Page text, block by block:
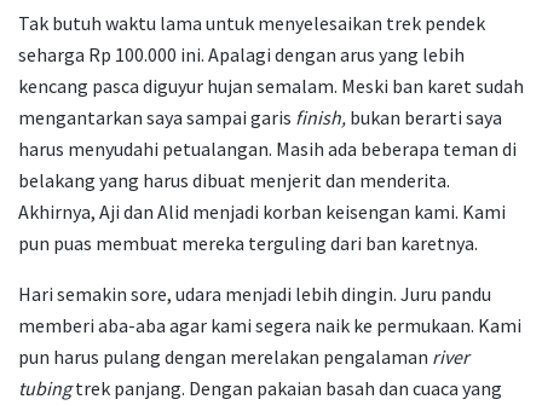
Tak butuh waktu lama untuk menyelesaikan trek pendek
seharga Rp 100.000 ini. Apalagi dengan arus yang lebih
kencang pasca diguyur hujan semalam. Meski ban karet sudah
mengantarkan saya sampai garis finish, bukan berarti saya
harus menyudahi petualangan. Masih ada beberapa teman di
belakang yang harus dibuat menjerit dan menderita.
Akhirnya, Aji dan Alid menjadi korban keisengan kami. Kami
pun puas membuat mereka terguling dari ban karetnya.
Hari semakin sore, udara menjadi lebih dingin. Juru pandu
memberi aba-aba agar kami segera naik ke permukaan. Kami
pun harus pulang dengan merelakan pengalaman river
tubingtrek panjang. Dengan pakaian basah dan cuaca yang